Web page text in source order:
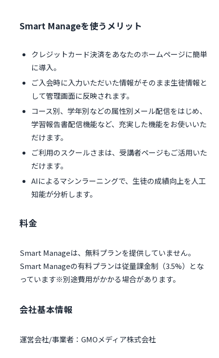
Smart Manageを使うメリット
クレジットカード決済をあなたのホームページに簡単
に導入。
ご入会時に入力いただいた情報がそのまま生徒情報と
して管理画面に反映されます。
コース別、学年別などの属性別メール配信をはじめ、
学習報告書配信機能など、充実した機能をお使いいた
だけます。
ご利用のスクールさまは、受講者ページもご活用いた
だけます。
AIによるマシンラーニングで、生徒の成績向上を人工
知能が分析します。
料金
Smart Manageは、無料プランを提供していません。
Smart Manageの有料プランは従量課金制（3.5%）とな
っています※別途費用がかかる場合があります。
会社基本情報
運営会社/事業者：GMOメディア株式会社